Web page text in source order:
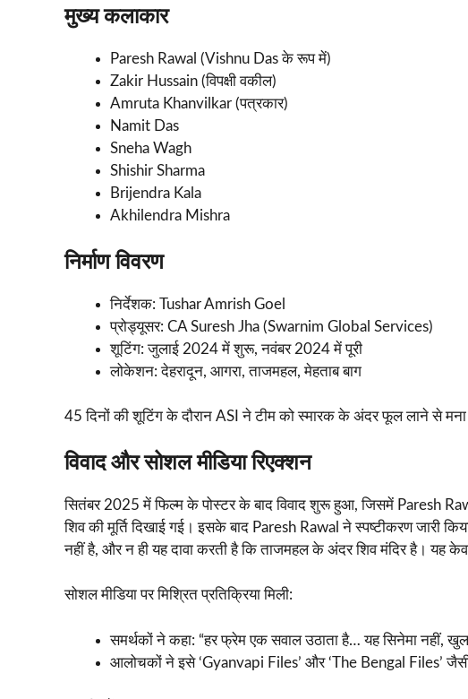
मुख्य कलाकार
Paresh Rawal (Vishnu Das के रूप में)
Zakir Hussain (विपक्षी वकील)
Amruta Khanvilkar (पत्रकार)
Namit Das
Sneha Wagh
Shishir Sharma
Brijendra Kala
Akhilendra Mishra
निर्माण विवरण
निर्देशक: Tushar Amrish Goel
प्रोड्यूसर: CA Suresh Jha (Swarnim Global Services)
शूटिंग: जुलाई 2024 में शुरू, नवंबर 2024 में पूरी
लोकेशन: देहरादून, आगरा, ताजमहल, मेहताब बाग
45 दिनों की शूटिंग के दौरान ASI ने टीम को स्मारक के अंदर फूल लाने से मना
विवाद और सोशल मीडिया रिएक्शन
सितंबर 2025 में फिल्म के पोस्टर के बाद विवाद शुरू हुआ, जिसमें Paresh
शिव की मूर्ति दिखाई गई। इसके बाद Paresh Rawal ने स्पष्टीकरण जारी
नहीं है, और न ही यह दावा करती है कि ताजमहल के अंदर शिव मंदिर है। यह
सोशल मीडिया पर मिश्रित प्रतिक्रिया मिली:
समर्थकों ने कहा: “हर फ्रेम एक सवाल उठाता है… यह सिनेमा नहीं,
आलोचकों ने इसे ‘Gyanvapi Files’ और ‘The Bengal Files’ जैसी